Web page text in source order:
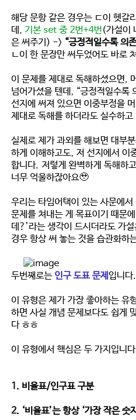
해당 문항 같은 경우는 ㄷ이 헷갈
데,기본 set 중 2번+4번(가설이
은 써주기) -> “긍정적일수록 의
ㄴ이 한 문장만 써두었어도 바로
이 문제를 제대로 독해하셨으면,
넘어가셨을 텐데, “긍정적일수록
선지에 써져 있으면 이중부정을
제대로 독해를 하더라도 실수하
실제로 제가 과외를 해보면 대부
하게 이해하고도, 저 선지에서 이
합니다.저렇게 완벽하게 독해하
너무 억울하잖아요🥹
우리는 타임어택이 있는 사문에
문제를 쳐내는 게 목표이기 때문에
데?’라는 생각이 드시더라도 가
경우 항상 써 놓는 것을 습관화하
두번째로는인구 도표 문제 입니다.
이 유형은 제가 가장 좋아하는 유
하면 사실 개념 문제보다도 쉽게
다 ㅎㅎ
이 유형에서 핵심은 두 가지입니다
1. 비율표/인구표 구분
2. ‘비율표’는 항상 ‘가장 작은 숫